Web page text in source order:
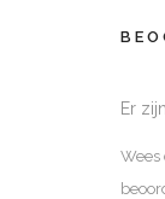
Er
Wees